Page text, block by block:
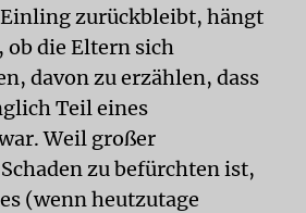
zurückbleibt, hängt
ob die Eltern sich
davon zu erzählen, dass
Teil eines
Weil großer
zu befürchten ist,
(wenn heutzutage